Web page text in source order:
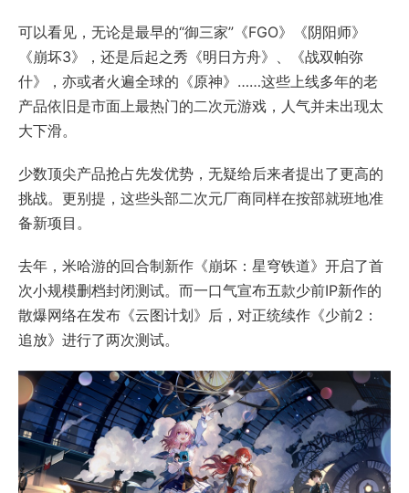
可以看见，无论是最早的“御三家”《FGO》《阴阳师》
《崩坏3》，还是后起之秀《明日方舟》、《战双帕弥
什》，亦或者火遍全球的《原神》……这些上线多年的老
产品依旧是市面上最热门的二次元游戏，人气并未出现太
大下滑。
少数顶尖产品抢占先发优势，无疑给后来者提出了更高的
挑战。更别提，这些头部二次元厂商同样在按部就班地准
备新项目。
去年，米哈游的回合制新作《崩坏：星穹铁道》开启了首
次小规模删档封闭测试。而一口气宣布五款少前IP新作的
散爆网络在发布《云图计划》后，对正统续作《少前2：
追放》进行了两次测试。